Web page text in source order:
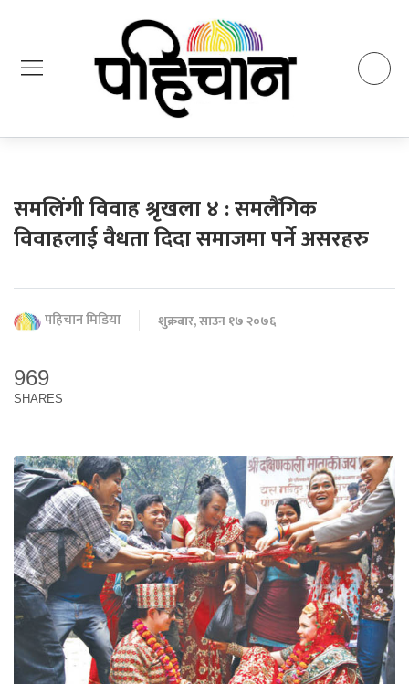
समलिंगी विवाह श्रृखला ४ : समलैंगिक
विवाहलाई वैधता दिदा समाजमा पर्ने असरहरु
पहिचान मिडिया शुक्रबार, साउन १७ २०७६
969
SHARES